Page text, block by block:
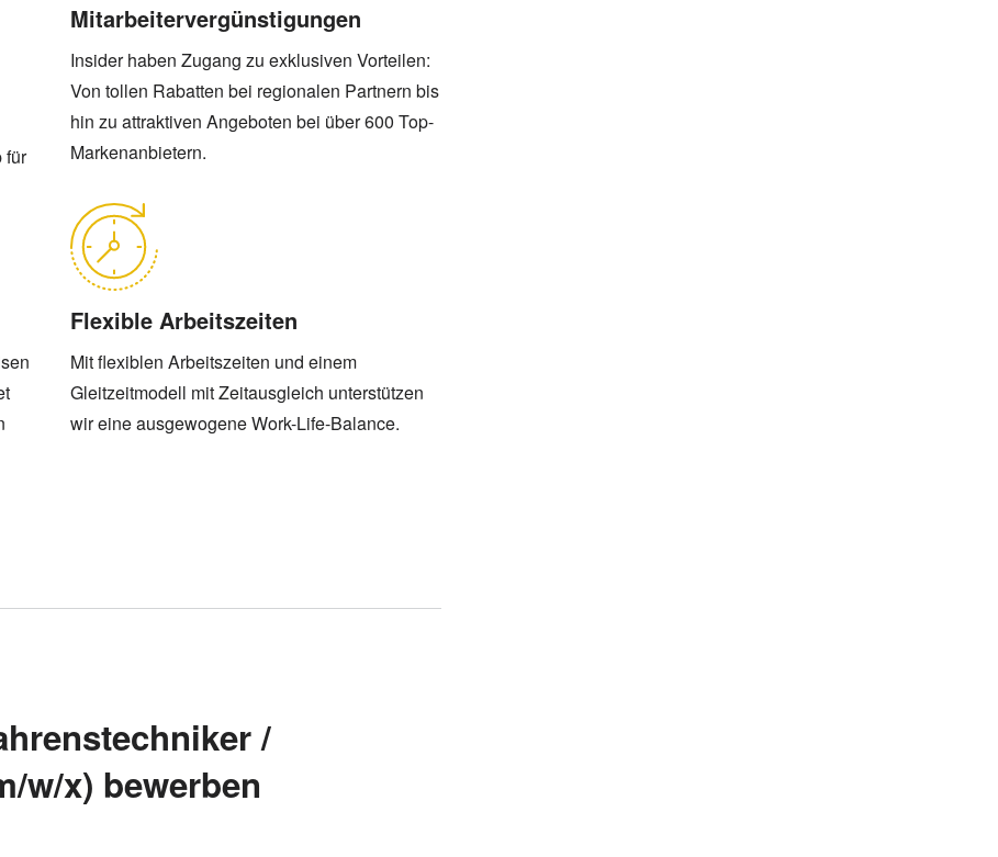
für
Mitarbeitervergünstigungen
Insider haben Zugang zu exklusiven Vorteilen:
Von tollen Rabatten bei regionalen Partnern bis
hin zu attraktiven Angeboten bei über 600 Top-
Markenanbietern.
Flexible Arbeitszeiten
Mit flexiblen Arbeitszeiten und einem
Gleitzeitmodell mit Zeitausgleich unterstützen
wir eine ausgewogene Work-Life-Balance.
/
w/x) bewerben